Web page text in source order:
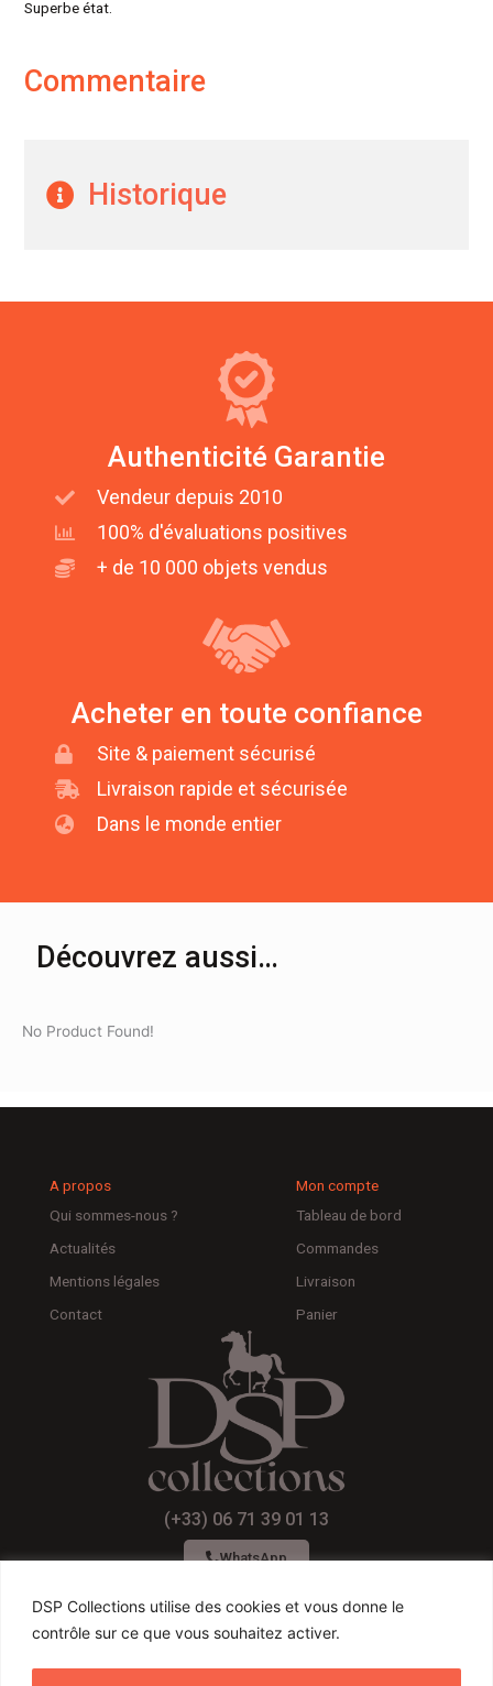
DSP Collections utilise des cookies et vous donne le
contrôle sur ce que vous souhaitez activer.
Superbe état.
Commentaire
Historique
Authenticité Garantie
Vendeur depuis 2010
100% d'évaluations positives
+ de 10 000 objets vendus
Acheter en toute confiance
Site & paiement sécurisé
Livraison rapide et sécurisée
Dans le monde entier
Découvrez aussi…
No Product Found!
A propos
Qui sommes-nous ?
Actualités
Mentions légales
Contact
Mon compte
Tableau de bord
Commandes
Livraison
Panier
(+33) 06 71 39 01 13
WhatsApp